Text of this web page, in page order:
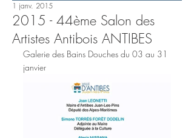
2015 - 44ème Salon des
Artistes Antibois ANTIBES
1 janv. 2015
Galerie des Bains Douches du 03 au 31
janvier